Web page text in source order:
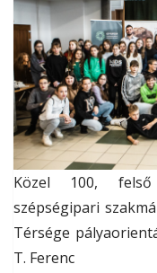
Közel 100,
szépségipari
Térsége
T. Ferenc